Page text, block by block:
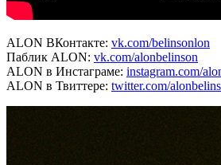
ALON ВКонтакте: vk.com/belinsonlon
Паблик ALON: vk.com/alonbelinson
ALON в Инстаграме: instagram.com/
ALON в Твиттере: twitter.com/